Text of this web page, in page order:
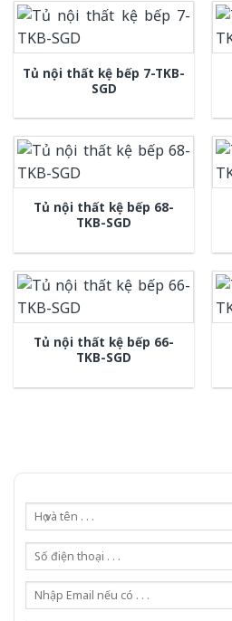
Tủ nội thất kệ bếp 7-TKB-
SGD
Tủ nội thất kệ bếp 68-
TKB-SGD
Tủ nội thất kệ bếp 66-
TKB-SGD